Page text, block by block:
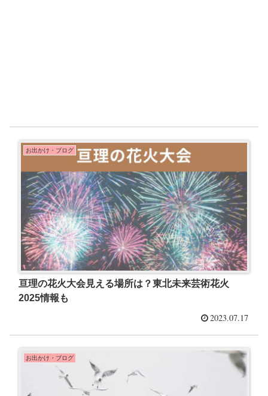
お出かけ・ブログ
亘理の花火大会見える場所は？東北未来芸術花火
2025情報も
2023.07.17
お出かけ・ブログ